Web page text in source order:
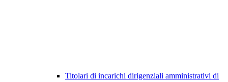
Titolari di incarichi dirigenziali amministrativi di